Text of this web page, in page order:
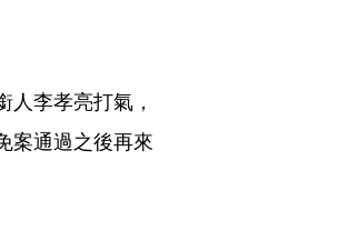
李孝亮打氣，
案通過之後再來